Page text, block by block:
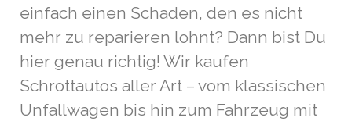
einfach einen Schaden, den es nicht
mehr zu reparieren lohnt? Dann bist Du
hier genau richtig! Wir kaufen
Schrottautos aller Art – vom klassischen
Unfallwagen bis hin zum Fahrzeug mit